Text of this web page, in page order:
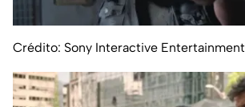
Crédito: Sony Interactive Entertainment